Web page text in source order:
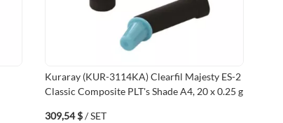
Kuraray (KUR-3114KA) Clearfil Majesty ES-2
Classic Composite PLT's Shade A4, 20 x 0.25 g
309,54 $/ SET